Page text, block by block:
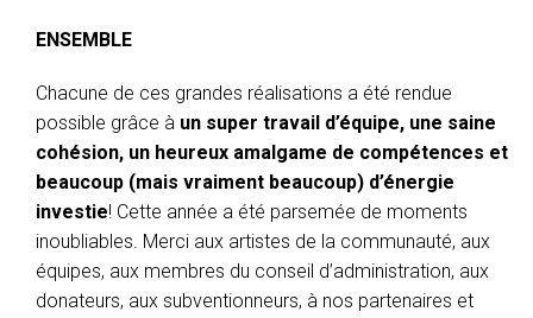
ENSEMBLE
Chacune de ces grandes réalisations a été rendue
possible grâce à un super travail d’équipe, une saine
cohésion, un heureux amalgame de compétences et
beaucoup (mais vraiment beaucoup) d’énergie
investie! Cette année a été parsemée de moments
inoubliables. Merci aux artistes de la communauté, aux
équipes, aux membres du conseil d’administration, aux
donateurs, aux subventionneurs, à nos partenaires et